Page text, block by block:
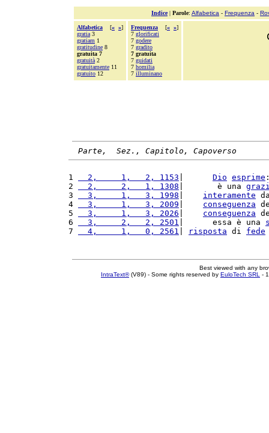
Indice| Parole: Alfabetica - Frequenza -
Alfabetica [« »]
gratia 3
gratiam 1
gratitudine 8
gratuita 7
gratuità 2
gratuitamente 11
gratuito 12
Frequenza [« »]
7 glorificati
7 godere
7 gradito
7 gratuita
7 guidati
7 homilia
7 illuminano
Parte,  Sez., Capitolo, Capoverso
1
  2,     1,   2, 1153
Dio esprime
2
  2,     2,   1, 1308
|       è una
3
  3,     1,   3, 1998
interamente
4
  3,     1,   3, 2009
conseguenza
5
  3,     1,   3, 2026
conseguenza
6
  3,     2,   2, 2501
|      essa è una
7
  4,     1,   0, 2561
risposta di fede
Best viewed with any
IntraText®(V89) - Some rights reserved by EuloTech SRL -